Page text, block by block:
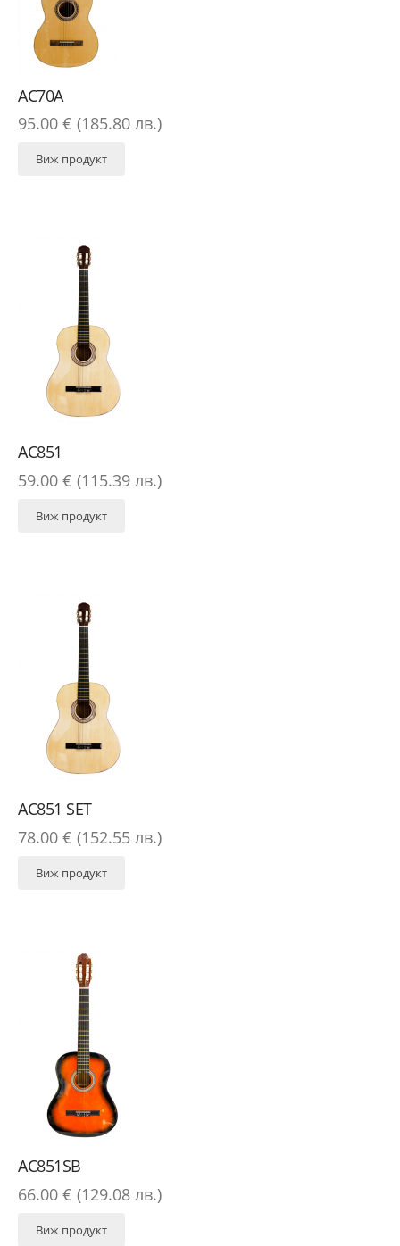
AC70A
95.00 € (185.80 лв.)
Виж продукт
AC851
59.00 € (115.39 лв.)
Виж продукт
AC851 SET
78.00 € (152.55 лв.)
Виж продукт
AC851SB
66.00 € (129.08 лв.)
Виж продукт